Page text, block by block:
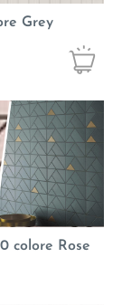
Grey
colore Rose